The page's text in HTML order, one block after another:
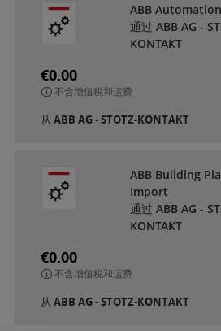
ABB
通过 ABB AG -
KONTAKT
€0.00
不含增值税和运费
从 ABB AG - STOTZ-KONTAKT
ABB Building
Import
通过 ABB AG -
KONTAKT
€0.00
不含增值税和运费
从 ABB AG - STOTZ-KONTAKT